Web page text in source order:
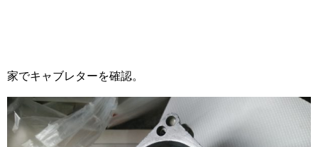
家でキャブレターを確認。